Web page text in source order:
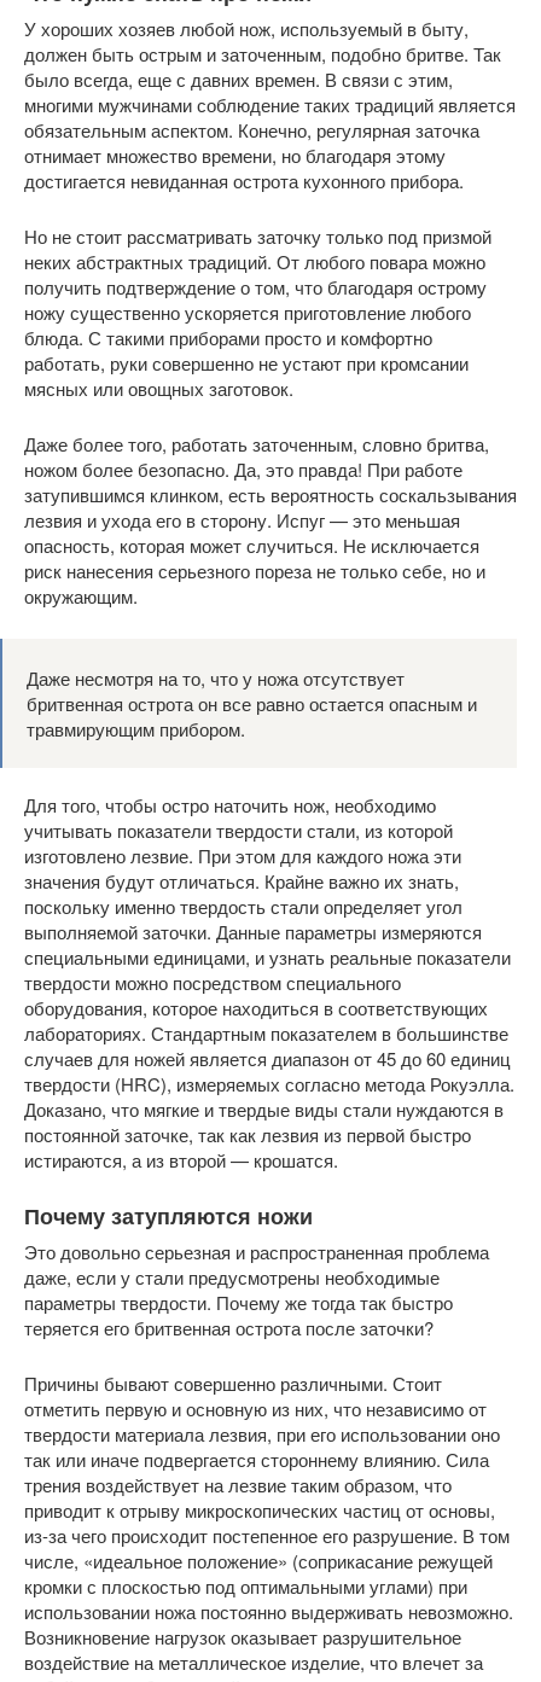
У хороших хозяев любой нож, используемый в быту,
должен быть острым и заточенным, подобно бритве. Так
было всегда, еще с давних времен. В связи с этим,
многими мужчинами соблюдение таких традиций является
обязательным аспектом. Конечно, регулярная заточка
отнимает множество времени, но благодаря этому
достигается невиданная острота кухонного прибора.
Но не стоит рассматривать заточку только под призмой
неких абстрактных традиций. От любого повара можно
получить подтверждение о том, что благодаря острому
ножу существенно ускоряется приготовление любого
блюда. С такими приборами просто и комфортно
работать, руки совершенно не устают при кромсании
мясных или овощных заготовок.
Даже более того, работать заточенным, словно бритва,
ножом более безопасно. Да, это правда! При работе
затупившимся клинком, есть вероятность соскальзывания
лезвия и ухода его в сторону. Испуг — это меньшая
опасность, которая может случиться. Не исключается
риск нанесения серьезного пореза не только себе, но и
окружающим.
Даже несмотря на то, что у ножа отсутствует
бритвенная острота он все равно остается опасным и
травмирующим прибором.
Для того, чтобы остро наточить нож, необходимо
учитывать показатели твердости стали, из которой
изготовлено лезвие. При этом для каждого ножа эти
значения будут отличаться. Крайне важно их знать,
поскольку именно твердость стали определяет угол
выполняемой заточки. Данные параметры измеряются
специальными единицами, и узнать реальные показатели
твердости можно посредством специального
оборудования, которое находиться в соответствующих
лабораториях. Стандартным показателем в большинстве
случаев для ножей является диапазон от 45 до 60 единиц
твердости (HRC), измеряемых согласно метода Рокуэлла.
Доказано, что мягкие и твердые виды стали нуждаются в
постоянной заточке, так как лезвия из первой быстро
истираются, а из второй — крошатся.
Почему затупляются ножи
Это довольно серьезная и распространенная проблема
даже, если у стали предусмотрены необходимые
параметры твердости. Почему же тогда так быстро
теряется его бритвенная острота после заточки?
Причины бывают совершенно различными. Стоит
отметить первую и основную из них, что независимо от
твердости материала лезвия, при его использовании оно
так или иначе подвергается стороннему влиянию. Сила
трения воздействует на лезвие таким образом, что
приводит к отрыву микроскопических частиц от основы,
из-за чего происходит постепенное его разрушение. В том
числе, «идеальное положение» (соприкасание режущей
кромки с плоскостью под оптимальными углами) при
использовании ножа постоянно выдерживать невозможно.
Возникновение нагрузок оказывает разрушительное
воздействие на металлическое изделие, что влечет за